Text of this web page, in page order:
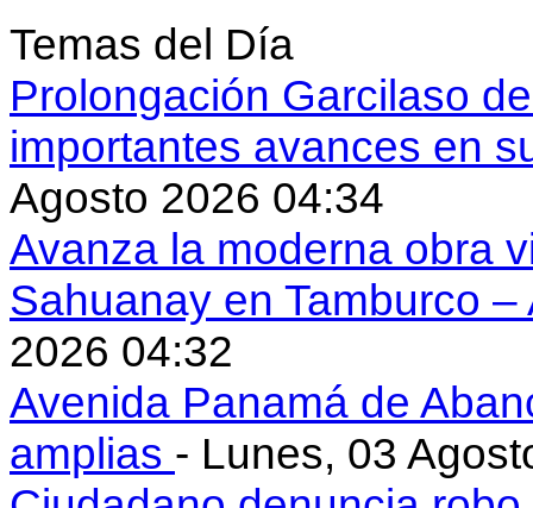
Temas del Día
Prolongación Garcilaso
importantes avances en
Agosto 2026 04:34
Avanza la moderna obra
Sahuanay en Tamburco
2026 04:32
Avenida Panamá de
amplias - Lunes, 03